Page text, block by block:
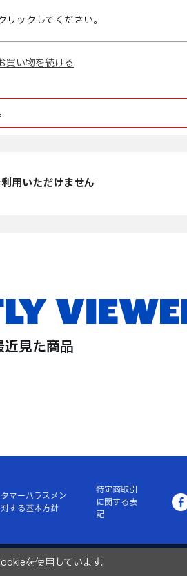
ックしてください。
用いただけません
近見た商品
マーハラスメン
対する基本方針
特定商取引
に関する表
記
を使用しています。